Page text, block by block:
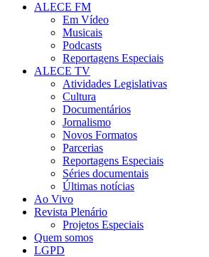
ALECE FM
Em Vídeo
Musicais
Podcasts
Reportagens Especiais
ALECE TV
Atividades Legislativas
Cultura
Documentários
Jornalismo
Novos Formatos
Parcerias
Reportagens Especiais
Séries documentais
Últimas notícias
Ao Vivo
Revista Plenário
Projetos Especiais
Quem somos
LGPD